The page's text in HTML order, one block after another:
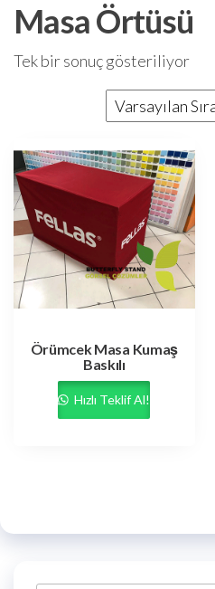
Masa Örtüsü
Tek bir sonuç gösteriliyor
Örümcek Masa Kumaş
Baskılı
Hızlı Teklif Al!